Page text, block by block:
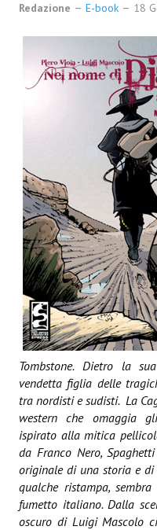
Contest
Spazio
Spazio
Spazio Cagliostro@Lucca
Spazio Cagliostro@Lucca
Casa
#baseLUna@Lucca 2019
PUBBLICAZIONI
Fumetti
Gli Albi di Occidente
DownLoad
I Classici del Fumetto
Lettera 33
mYthoS
Redazione E-book 18
Tombstone. Dietro la
vendetta figlia delle
tra nordisti e sudisti. La
western che omaggia
ispirato alla mitica
da Franco Nero,
originale di una storia e
qualche ristampa,
fumetto italiano. Dalla
oscuro di Luigi Mascolo